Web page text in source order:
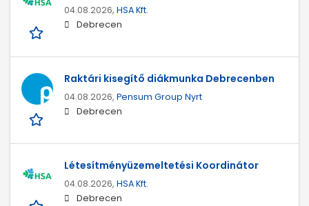
04.08.2026, HSA Kft.
Debrecen
Raktári kisegítő diákmunka Debrecenben
04.08.2026, Pensum Group Nyrt
Debrecen
Létesítményüzemeltetési Koordinátor
04.08.2026, HSA Kft.
Debrecen